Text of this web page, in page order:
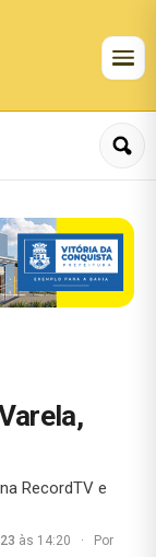
RecordTV e
às 14:20 ·
Por